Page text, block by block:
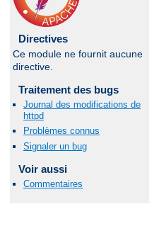
Directives
Ce module ne fournit aucune
directive.
Traitement des bugs
Journal des modifications de
httpd
Problèmes connus
Signaler un bug
Voir aussi
Commentaires